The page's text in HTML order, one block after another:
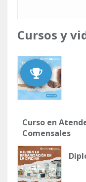
Cursos y
Curso en
Comensales